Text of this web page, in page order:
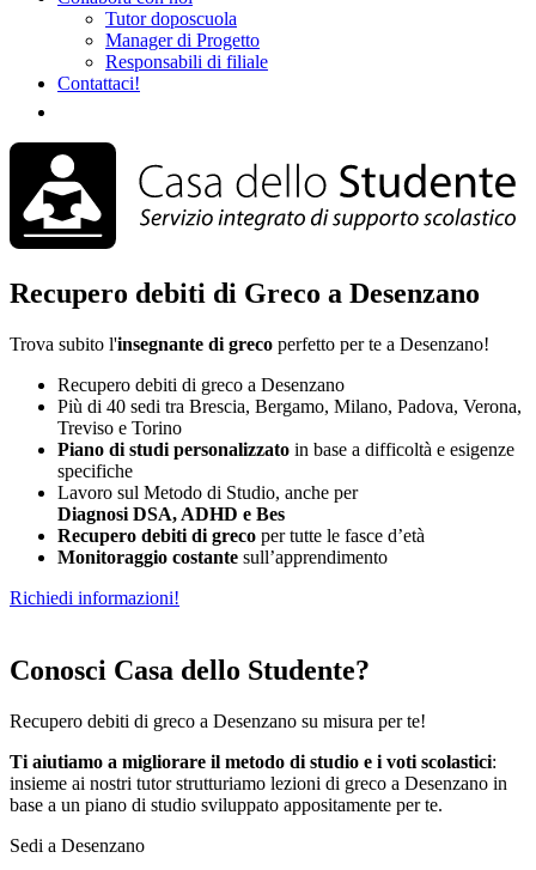
Tutor doposcuola
Manager di Progetto
Responsabili di filiale
Contattaci!
Recupero debiti di Greco a Desenzano
Trova subito l'insegnante di greco perfetto per te a Desenzano!
Recupero debiti di greco a Desenzano
Più di 40 sedi tra Brescia, Bergamo, Milano, Padova, Verona,
Treviso e Torino
Piano di studi personalizzato in base a difficoltà e esigenze
specifiche
Lavoro sul Metodo di Studio, anche per
Diagnosi DSA, ADHD e Bes
Recupero debiti di greco per tutte le fasce d’età
Monitoraggio costante sull’apprendimento
Richiedi informazioni!
Conosci Casa dello Studente?
Recupero debiti di greco a Desenzano su misura per te!
Ti aiutiamo a migliorare il metodo di studio e i voti scolastici:
insieme ai nostri tutor strutturiamo lezioni di greco a Desenzano in
base a un piano di studio sviluppato appositamente per te.
Sedi a Desenzano